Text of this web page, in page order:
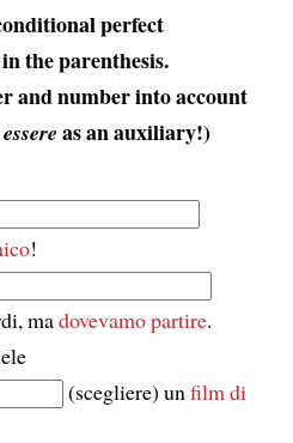
perfect
the parenthesis.
and number into account
essere as an auxiliary!)
!
madovevamo partire.
(scegliere) un film di